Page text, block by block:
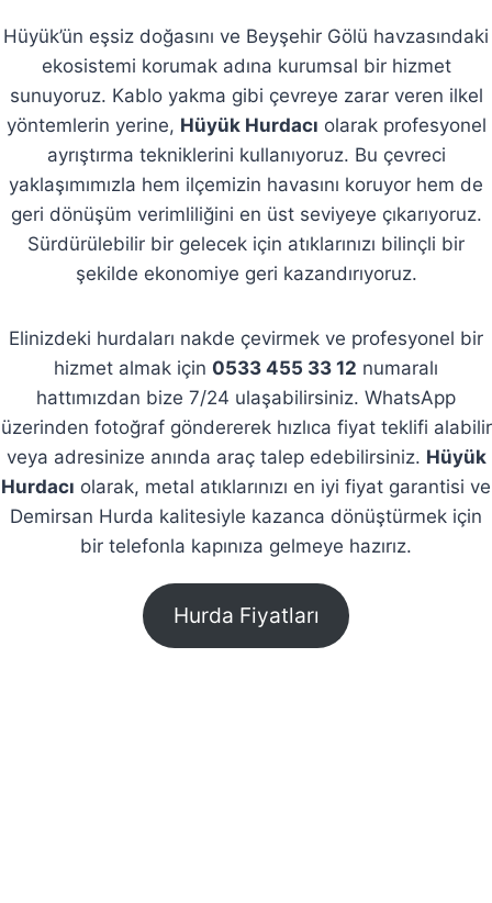
Hüyük’ün eşsiz doğasını ve Beyşehir Gölü havzasındaki
ekosistemi korumak adına kurumsal bir hizmet
sunuyoruz. Kablo yakma gibi çevreye zarar veren ilkel
yöntemlerin yerine, Hüyük Hurdacı olarak profesyonel
ayrıştırma tekniklerini kullanıyoruz. Bu çevreci
yaklaşımımızla hem ilçemizin havasını koruyor hem de
geri dönüşüm verimliliğini en üst seviyeye çıkarıyoruz.
Sürdürülebilir bir gelecek için atıklarınızı bilinçli bir
şekilde ekonomiye geri kazandırıyoruz.
Elinizdeki hurdaları nakde çevirmek ve profesyonel bir
hizmet almak için 0533 455 33 12 numaralı
hattımızdan bize 7/24 ulaşabilirsiniz. WhatsApp
üzerinden fotoğraf göndererek hızlıca fiyat teklifi alabilir
veya adresinize anında araç talep edebilirsiniz. Hüyük
Hurdacı olarak, metal atıklarınızı en iyi fiyat garantisi ve
Demirsan Hurda kalitesiyle kazanca dönüştürmek için
bir telefonla kapınıza gelmeye hazırız.
Hurda Fiyatları